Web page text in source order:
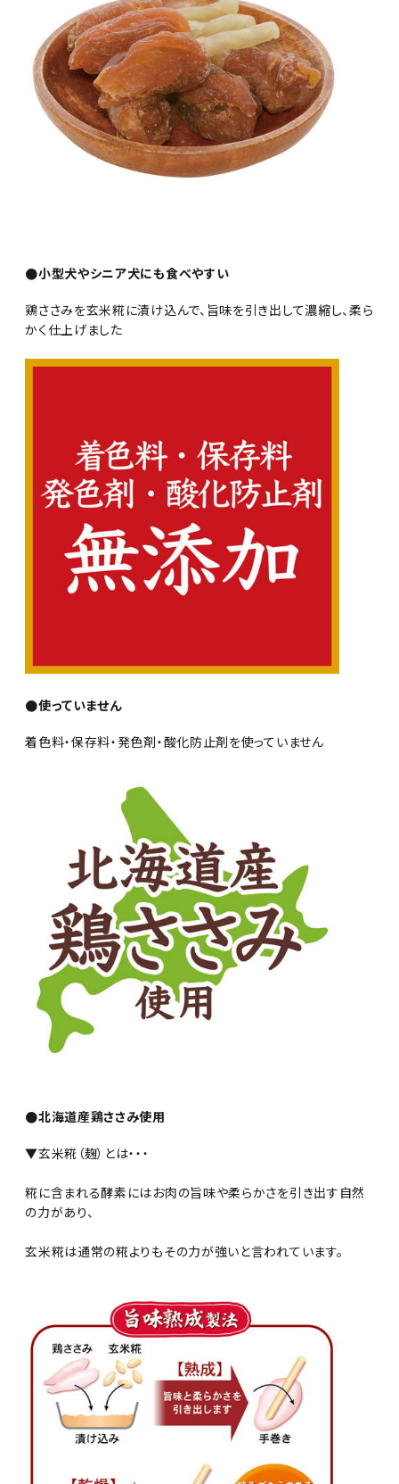
●小型犬やシニア犬にも食べやすい
鶏ささみを玄米糀に漬け込んで、旨味を引き出して濃縮し、柔ら
かく仕上げました
●使っていません
着色料・保存料・発色剤・酸化防止剤を使っていません
●北海道産鶏ささみ使用
▼玄米糀（麹）とは・・・
糀に含まれる酵素にはお肉の旨味や柔らかさを引き出す自然
の力があり、
玄米糀は通常の糀よりもその力が強いと言われています。